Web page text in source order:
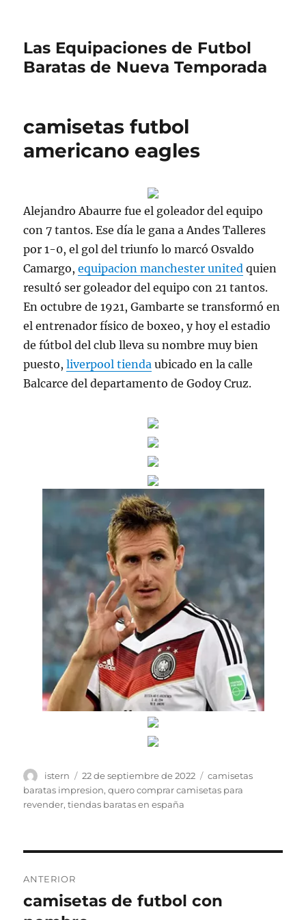
Las Equipaciones de Futbol
Baratas de Nueva Temporada
camisetas futbol
americano eagles
Alejandro Abaurre fue el goleador del equipo
con 7 tantos. Ese día le gana a Andes Talleres
por 1-0, el gol del triunfo lo marcó Osvaldo
Camargo,equipacion manchester united quien
resultó ser goleador del equipo con 21 tantos.
En octubre de 1921, Gambarte se transformó en
el entrenador físico de boxeo, y hoy el estadio
de fútbol del club lleva su nombre muy bien
puesto,liverpool tienda ubicado en la calle
Balcarce del departamento de Godoy Cruz.
Autor
istern
Publicado
el
22 de septiembre de 2022 Etiquetas
camisetas
baratas impresion,quero comprar camisetas para
revender,tiendas baratas en españa
de
ANTERIOR
Entrada
camisetas de futbol con